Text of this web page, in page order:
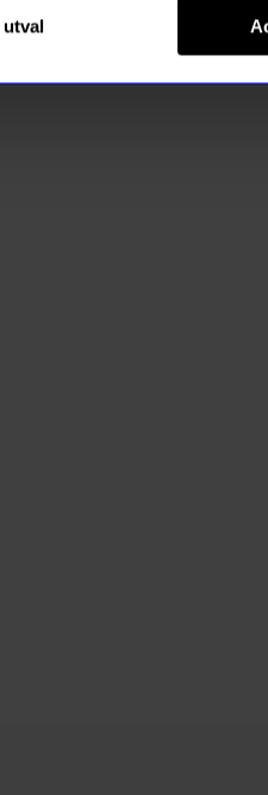
Servett Unikko 33 cm